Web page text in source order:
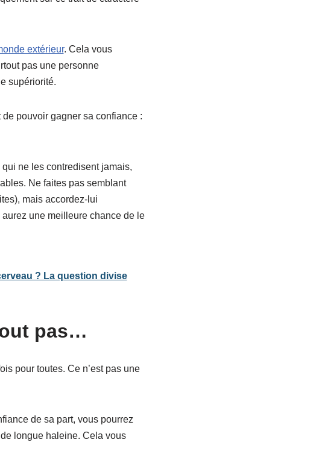
extérieur. Cela vous
pas une personne
supériorité.
pouvoir gagner sa confiance :
ne les contredisent jamais,
Ne faites pas semblant
mais accordez-lui
une meilleure chance de le
? La question divise
pas…
pour toutes. Ce n’est pas une
de sa part, vous pourrez
longue haleine. Cela vous